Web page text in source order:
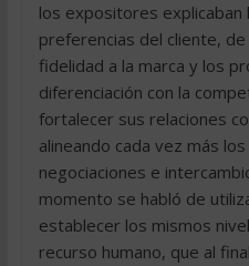
los expositores explicaban
preferencias del cliente,
fidelidad a la marca y los
diferenciación con la
fortalecer sus relaciones
alineando cada vez más
negociaciones e
momento se habló de
establecer los mismos
recurso humano, que al